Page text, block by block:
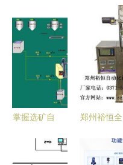
掌握选矿自
天下都不怕
郑州裕恒全
助力行业升